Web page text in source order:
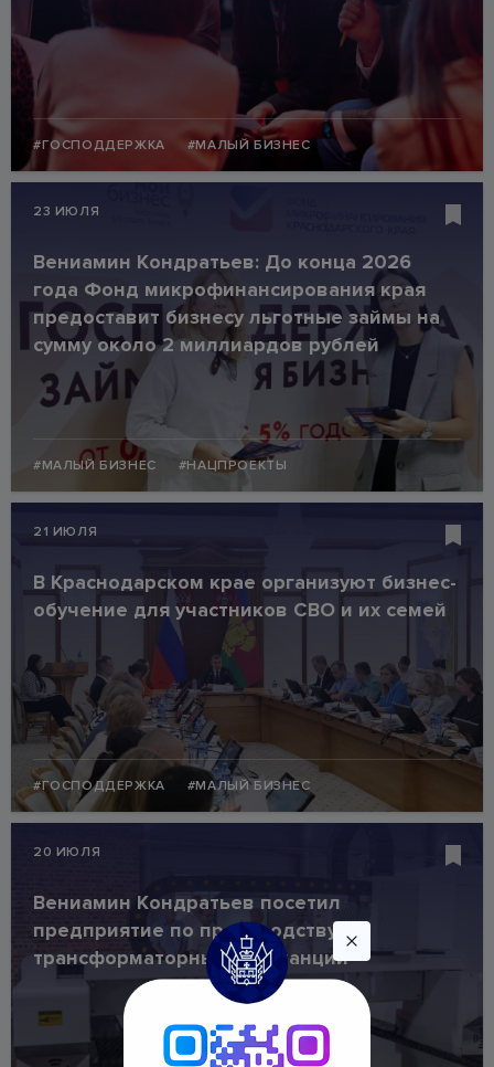
#ГОСПОДДЕРЖКА #МАЛЫЙ БИЗНЕС
23 ИЮЛЯ
Вениамин Кондратьев: До конца 2026
года Фонд микрофинансирования края
предоставит бизнесу льготные займы на
сумму около 2 миллиардов рублей
#МАЛЫЙ БИЗНЕС #НАЦПРОЕКТЫ
21 ИЮЛЯ
В Краснодарском крае организуют бизнес-
обучение для участников СВО и их семей
#ГОСПОДДЕРЖКА #МАЛЫЙ БИЗНЕС
20 ИЮЛЯ
Вениамин Кондратьев посетил
предприятие по производству
трансформаторных подстанций